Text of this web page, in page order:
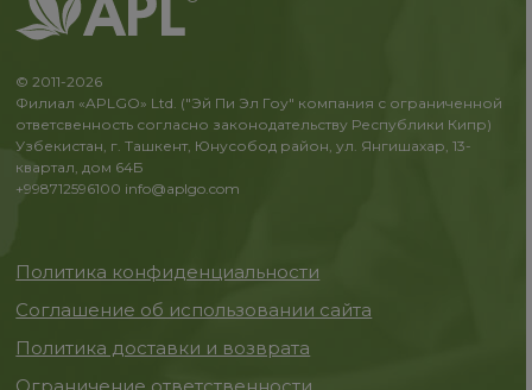
© 2011-2026
Филиал «APLGO» Ltd. ("Эй Пи Эл Гоу" компания с ограниченной
ответсвенность согласно законодательству Республики Кипр)
Узбекистан, г. Ташкент, Юнусобод район, ул. Янгишахар, 13-
квартал, дом 64Б
+998712596100 info@aplgo.com
Политика конфиденциальности
Соглашение об использовании сайта
Политика доставки и возврата